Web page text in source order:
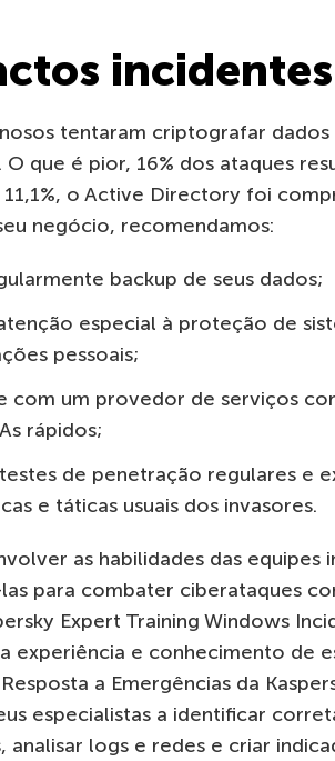
incidentes
tentaram criptografar
O que é pior, 16% dos ataques
11,1%, o Active Directory foi
negócio, recomendamos:
backup de seus dados;
especial à proteção de
pessoais;
com um provedor de serviços
rápidos;
de penetração regulares e
e táticas usuais dos invasores.
as habilidades das
para combater ciberataques
Expert Training Windows
experiência e conhecimento de
a Emergências da
especialistas a identificar
analisar logs e redes e criar